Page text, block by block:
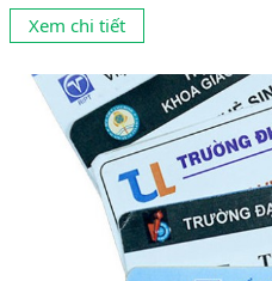
là ngành có tỉ lệ sinh viên theo
trung cấp, cao đẳng đến...
Xem chi tiết